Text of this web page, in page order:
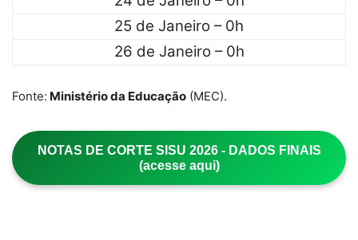
25 de Janeiro – 0h
26 de Janeiro – 0h
Fonte: Ministério da Educação (MEC).
NOTAS DE CORTE SISU 2026 - DADOS FINAIS
(acesse aqui)